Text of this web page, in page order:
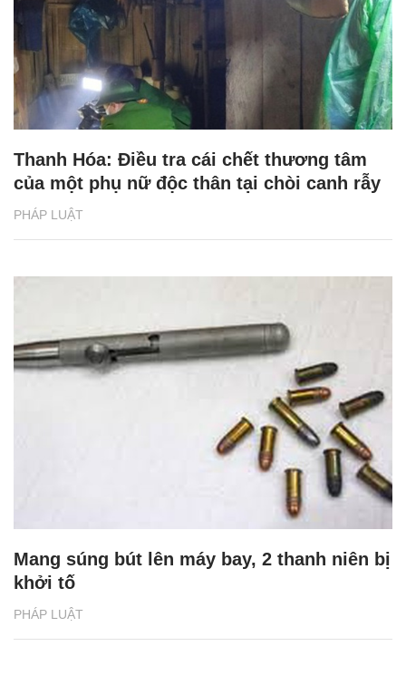
PHÁP LUẬT
Thanh Hóa: Điều tra cái chết thương tâm
của một phụ nữ độc thân tại chòi canh rẫy
PHÁP LUẬT
Mang súng bút lên máy bay, 2 thanh niên bị
khởi tố